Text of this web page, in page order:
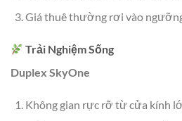
Giá thuê thường rơi vào
Trải Nghiệm Sống
Duplex SkyOne
Không gian rực rỡ từ cửa kính